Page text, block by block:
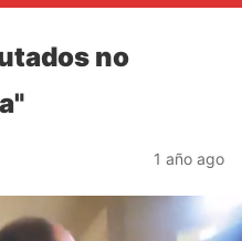
no
1 año ago